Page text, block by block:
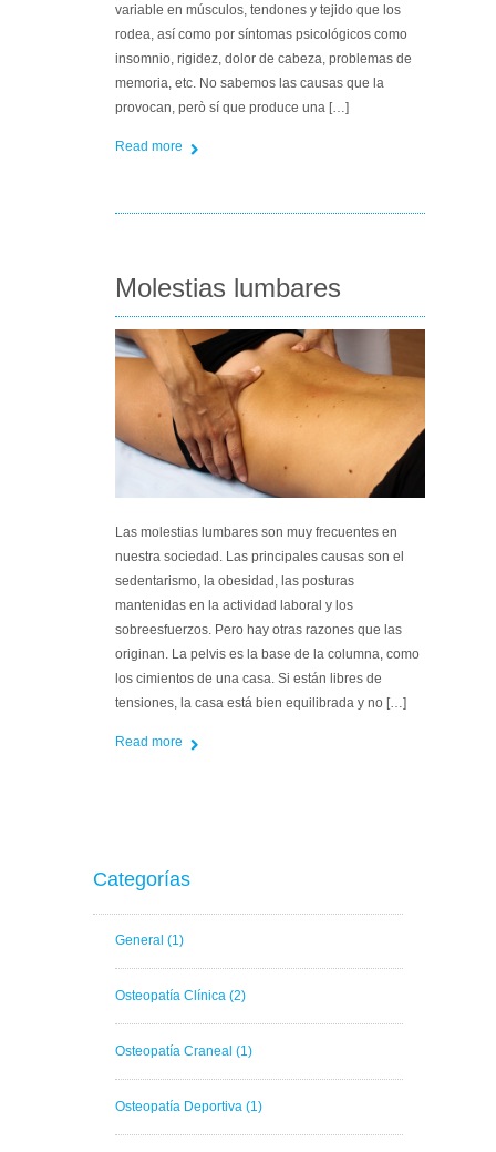
variable en músculos, tendones y tejido que los
rodea, así como por síntomas psicológicos como
insomnio, rigidez, dolor de cabeza, problemas de
memoria, etc. No sabemos las causas que la
provocan, però sí que produce una […]
Read more
Molestias lumbares
Las molestias lumbares son muy frecuentes en
nuestra sociedad. Las principales causas son el
sedentarismo, la obesidad, las posturas
mantenidas en la actividad laboral y los
sobreesfuerzos. Pero hay otras razones que las
originan. La pelvis es la base de la columna, como
los cimientos de una casa. Si están libres de
tensiones, la casa está bien equilibrada y no […]
Read more
Categorías
General (1)
Osteopatía Clínica (2)
Osteopatía Craneal (1)
Osteopatía Deportiva (1)